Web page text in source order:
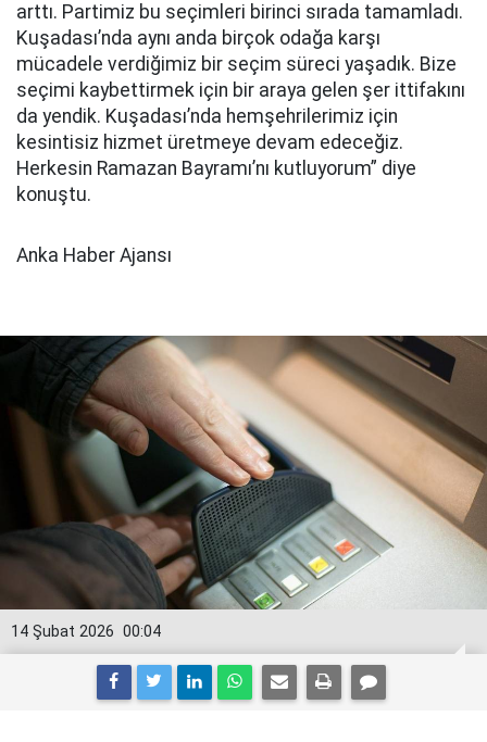
arttı. Partimiz bu seçimleri birinci sırada tamamladı.
Kuşadası’nda aynı anda birçok odağa karşı
mücadele verdiğimiz bir seçim süreci yaşadık. Bize
seçimi kaybettirmek için bir araya gelen şer ittifakını
da yendik. Kuşadası’nda hemşehrilerimiz için
kesintisiz hizmet üretmeye devam edeceğiz.
Herkesin Ramazan Bayramı’nı kutluyorum” diye
konuştu.
Anka Haber Ajansı
00:04
14 Şubat 2026